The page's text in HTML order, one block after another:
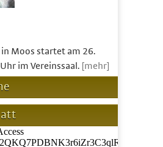
Moos startet am 26.
im Vereinssaal. [mehr]